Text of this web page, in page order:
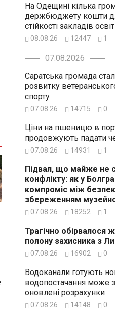
На Одещині кілька
держбюджету кошти
стійкості закладів
08.08.26 12447 1
07.08.2026
Саратська громада
розвитку
спорту
07.08.26 14715 0
Ціни на пшеницю в
продовжують падати
07.08.26 14931 1
Підвал, що майже не
конфлікту: як у
компроміс між
збереженням
07.08.26 18252 1
Трагічно обірвалося
полону захисника з
07.08.26 16902 0
Водоканали готують
водопостачання може
оновлені розрахунки
07.08.26 14148 0